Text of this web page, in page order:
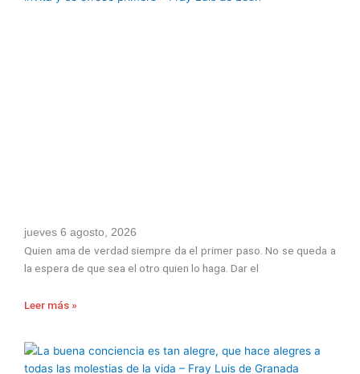
jueves 6 agosto, 2026
Quien ama de verdad siempre da el primer paso. No se queda a
la espera de que sea el otro quien lo haga. Dar el
Leer más »